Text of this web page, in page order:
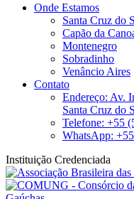
Onde Estamos
Santa Cruz do
Capão da
Montenegro
Sobradinho
Venâncio Aires
Contato
Endereço: Av.
Santa Cruz do
Telefone: +55
WhatsApp:
Instituição Credenciada